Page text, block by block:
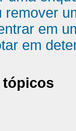
em
em
tópicos